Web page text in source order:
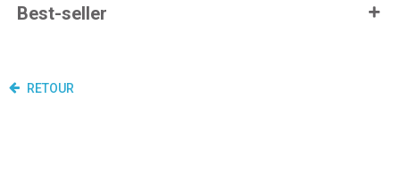
Best-seller
RETOUR